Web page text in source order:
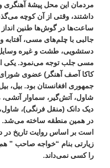
مردمان این محل پیشۀ آهنگری
داشتند، وقتی از آن کوچه
ساعت‌ها در گوش‌ها طنین انداز
جالبی با چلم‌های مسی، آفتابه
دستشویی، طشت و غیره
مسی جلب توجه می‌نمود. یکی
کاکا آصف آهنگر) عضوی شورای
جمهوری افغانستان بود. بیل،
شاول، آتش‌گیر، سماوار آتشی،
دیک دانک (منقل فرنگی)،
در همین منطقه ساخته می‌شد.
است بر اساس روایت تاریخ در
زیارتی بنام “خواجه صاحب ”
را کسی نمی‌داند.